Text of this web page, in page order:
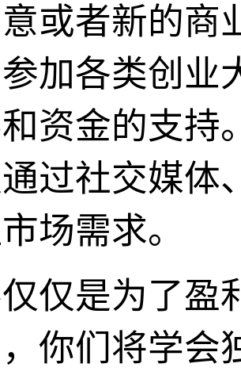
或者新的商
加各类创业
资金的支持
过社交媒体
场需求。
仅是为了盈
你们将学会